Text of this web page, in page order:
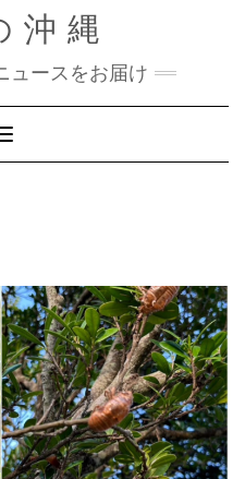
沖縄
ュースをお届け
Toggle Navigation